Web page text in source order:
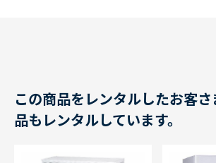
この商品をレンタルしたお客
品もレンタルしています。